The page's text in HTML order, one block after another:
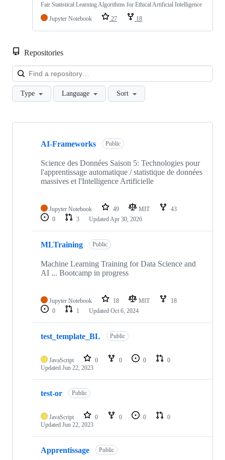
Fair Statistical Learning Algorithms for Ethical Artificial Intelligence
Jupyter Notebook
27 18
Repositories
Type Language Sort
Showing
repositories
AI-Frameworks Public
Science des Données Saison 5: Technologies pour
l'apprentissage automatique / statistique de données
massives et l'Intelligence Artificielle
Jupyter Notebook 49 MIT
43
0
3 UpdatedApr 30, 2026
MLTraining Public
Machine Learning Training for Data Science and
AI ... Bootcamp in progress
Jupyter Notebook 18 MIT
18
0
1 Updated Oct 6, 2024
test_template_BL Public
JavaScript 0 0 0
0
Updated Jun 22, 2023
test-or Public
JavaScript 0 0 0
0
Updated Jun 22, 2023
Apprentissage Public